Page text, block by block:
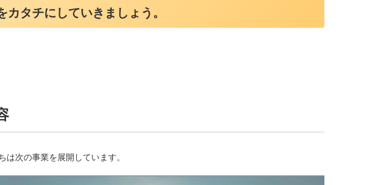
タチにしていきましょう。
次の事業を展開しています。